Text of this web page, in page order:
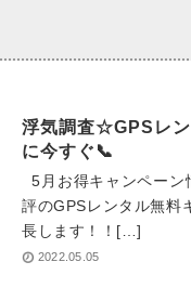
浮気調査☆GPSレ
に今すぐ📞
5月お得キャンペーン
評のGPSレンタル無料
長します！！[…]
2022.05.05